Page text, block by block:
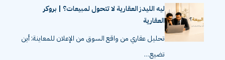
ليه الليدز العقارية لا تتحول لمبيعات؟ | بروكر
العقارية
تحليل عقاري من واقع السوق من الإعلان للمعاينة: أين
تضيع…